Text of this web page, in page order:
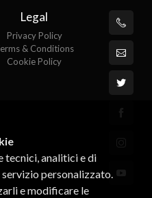
Legal
Privacy Policy
& Conditions
Cookie Policy
tecnici, analitici e di
personalizzato.
e modificare le